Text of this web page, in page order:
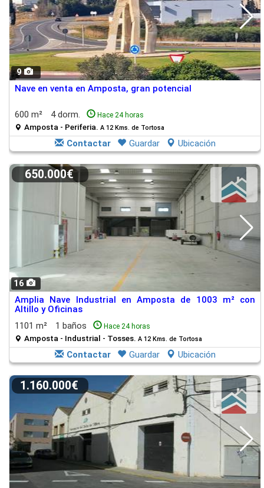
9
Nave en venta en Amposta, gran potencial
600 m² 4 dorm. Hace 24 horas
Amposta - Periferia. A 12 Kms. de Tortosa
Contactar Guardar Ubicación
16
650.000€
Amplia Nave Industrial en Amposta de 1003 m² con
Altillo y Oficinas
1101 m²
1 baños Hace 24 horas
Amposta - Industrial - Tosses. A 12 Kms. de Tortosa
Contactar Guardar Ubicación
1.160.000€